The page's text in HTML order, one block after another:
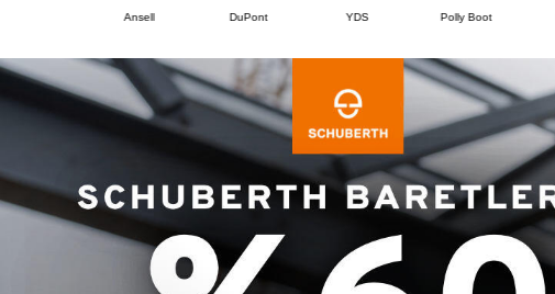
Ansell DuPont YDS Polly Boot